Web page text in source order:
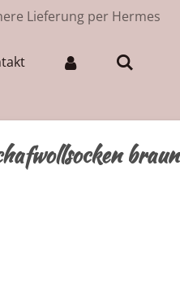
Lieferung per Hermes
braun